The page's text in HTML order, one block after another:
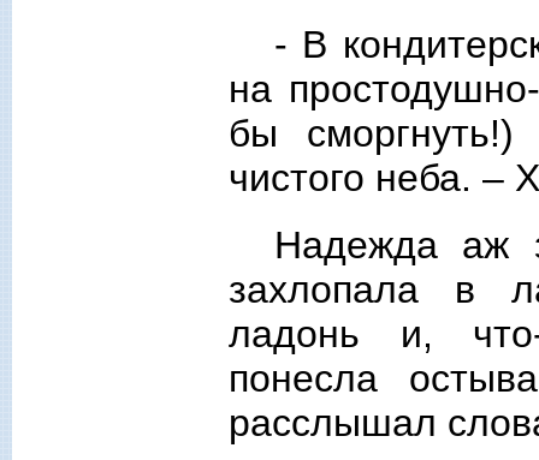
- В
на
бы
чистого неба.
Надежда аж
захлопала в
ладонь и,
понесла
расслышал